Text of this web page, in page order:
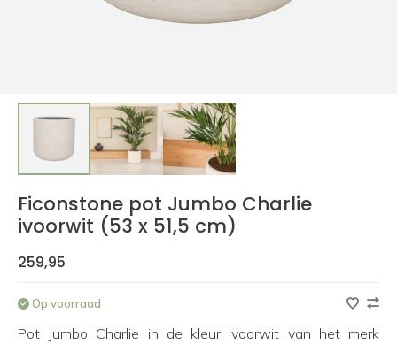
Ficonstone pot Jumbo Charlie
ivoorwit (53 x 51,5 cm)
259,95
Op voorraad
Pot Jumbo Charlie in de kleur ivoorwit van het merk